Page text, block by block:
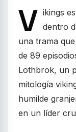
V ikings
dentro
una trama
de 89
Lothbrok, un
mitología
humilde
en un líder